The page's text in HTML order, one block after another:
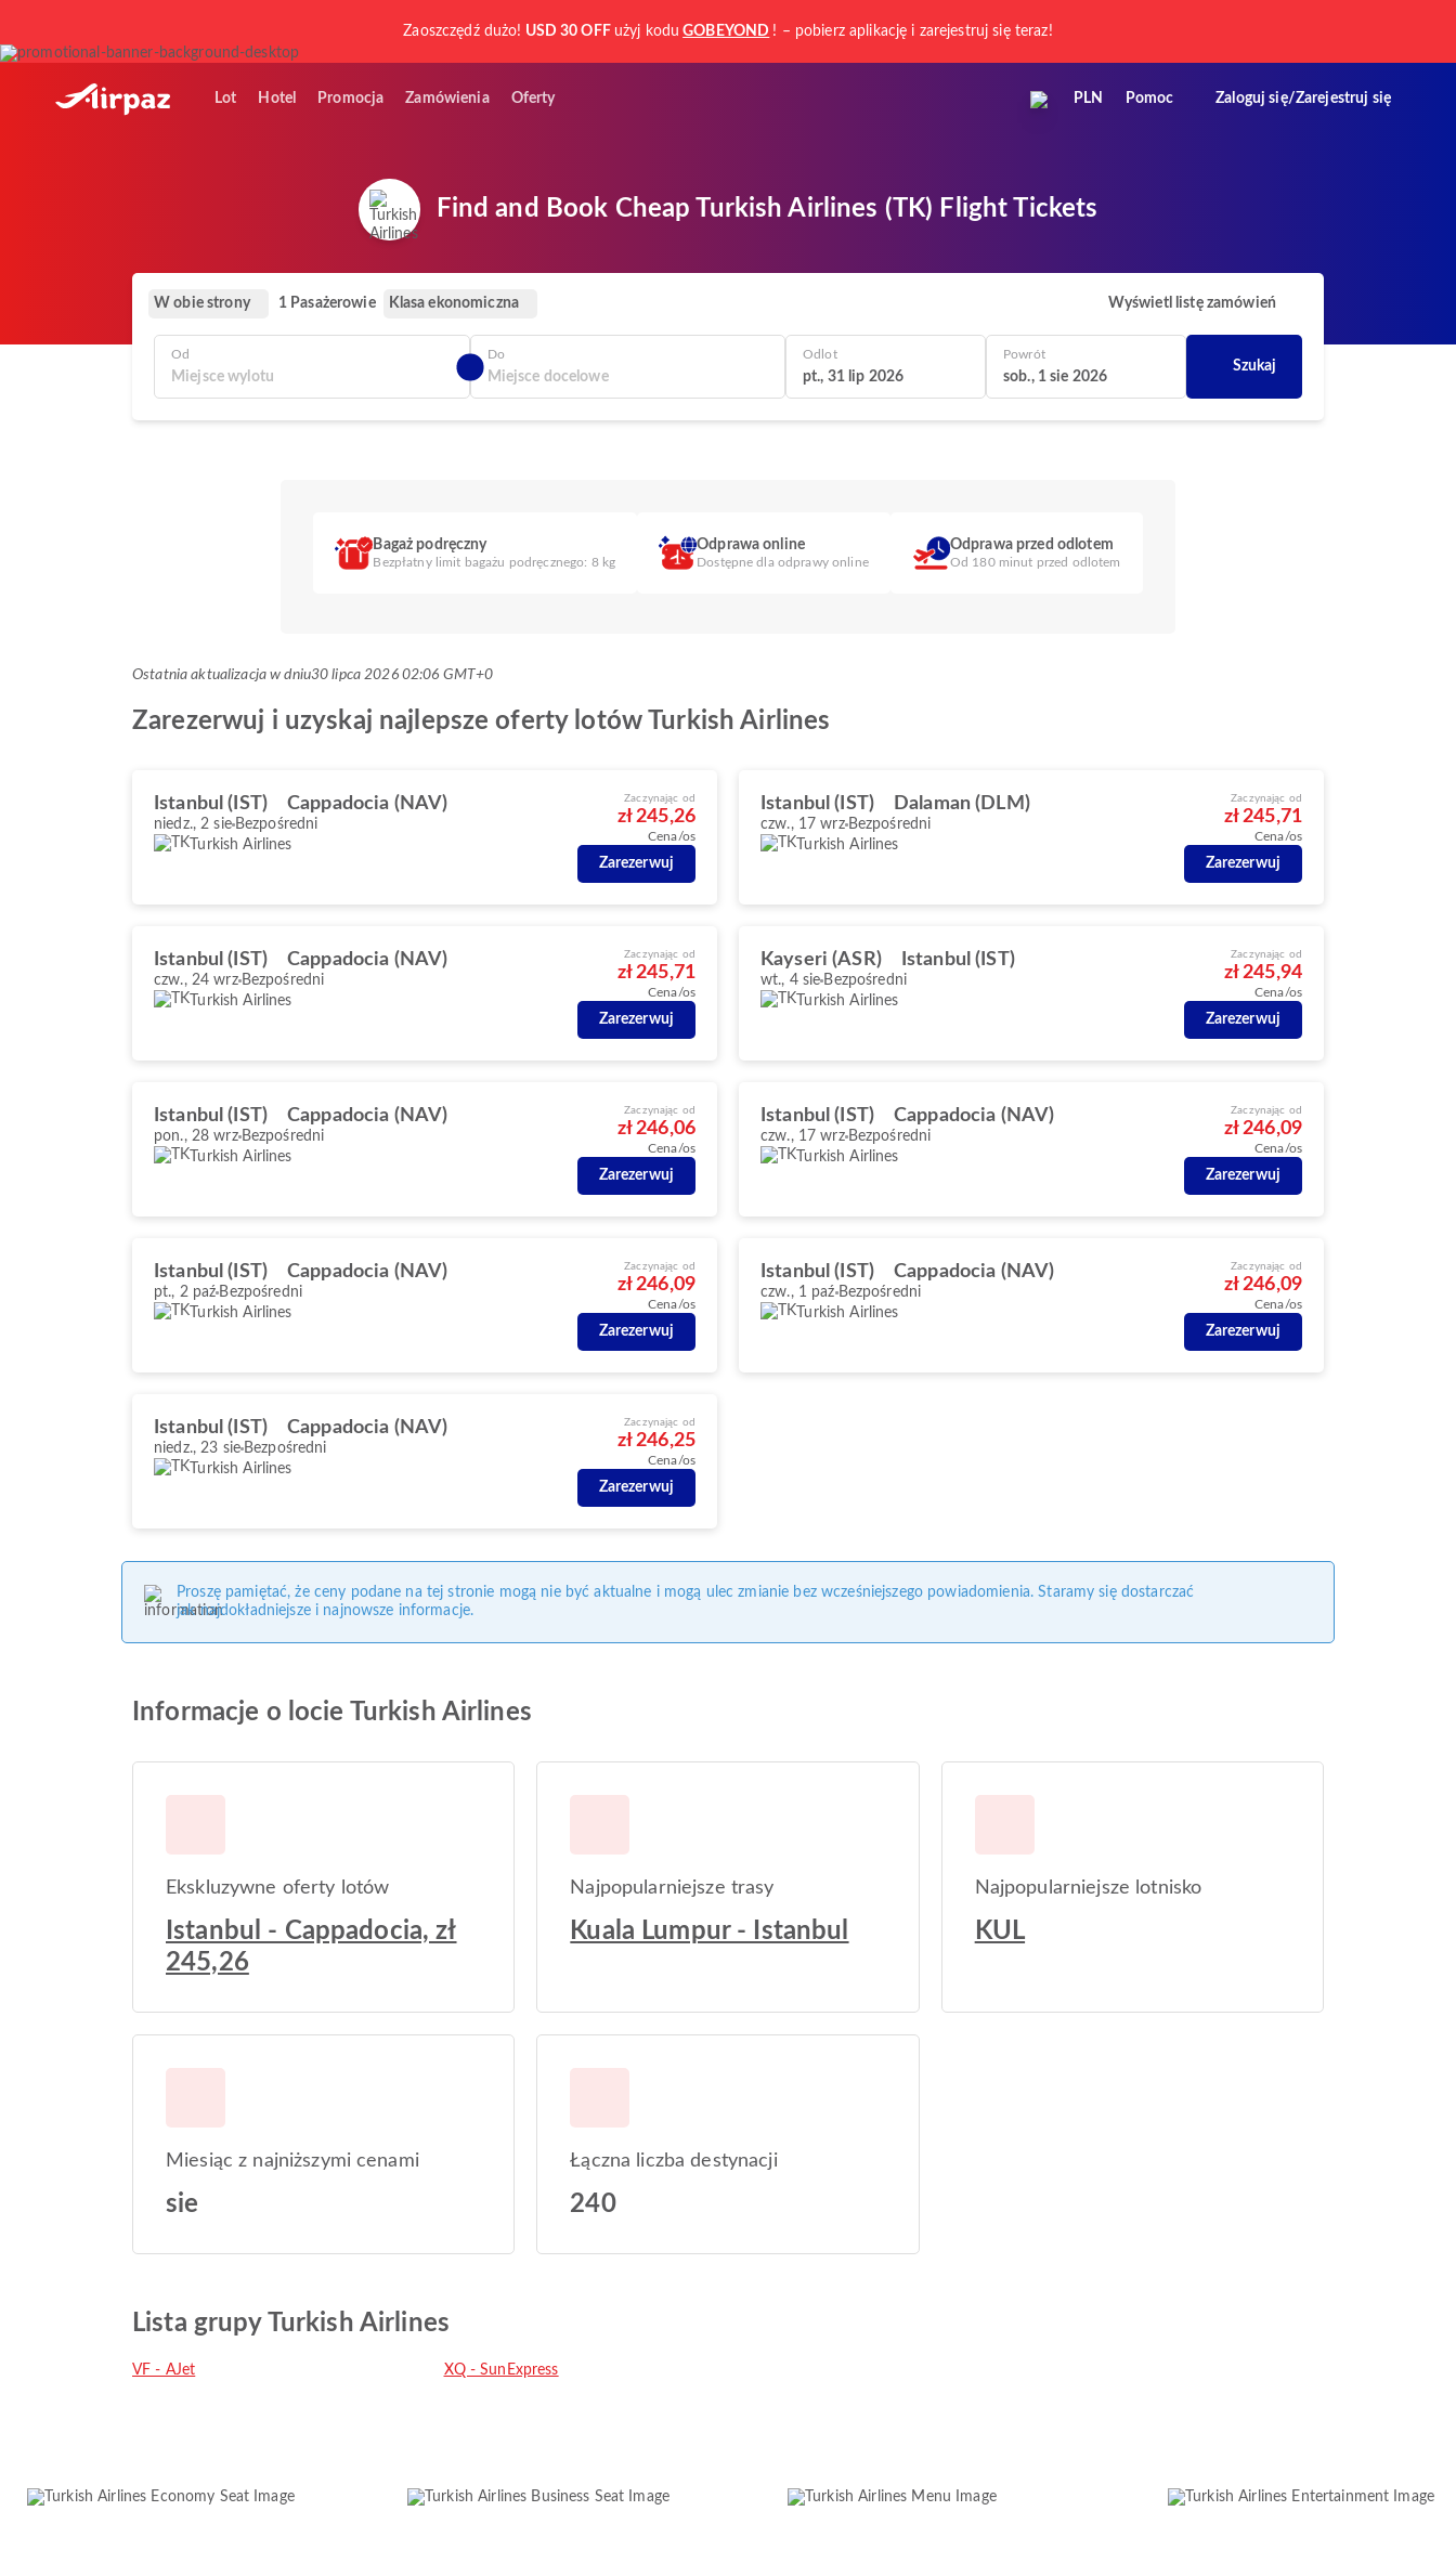
Zaoszczędź dużo! USD 30 OFF użyj kodu GOBEYOND ! – pobierz aplikację i zarejestruj się teraz!
Lot Hotel Promocja Zamówienia Oferty PLN Pomoc Zaloguj się/Zarejestruj się
Find and Book Cheap Turkish Airlines (TK) Flight Tickets
W obie strony 1 Pasażerowie Klasa ekonomiczna Wyświetl listę zamówień
Od Do Odlot
pt., 31 lip 2026
Powrót
sob., 1 sie 2026
Szukaj
Bagaż podręczny
Bezpłatny limit bagażu podręcznego: 8 kg
Odprawa online
Dostępne dla odprawy online
Odprawa przed odlotem
Od 180 minut przed odlotem
Ostatnia aktualizacja w dniu30 lipca 2026 02:06 GMT+0
Zarezerwuj i uzyskaj najlepsze oferty lotów Turkish Airlines
Istanbul (IST) Cappadocia (NAV)
niedz., 2 sie Bezpośredni
Turkish Airlines
Zaczynając od
zł 245,26
Cena/os
Zarezerwuj
Istanbul (IST) Dalaman (DLM)
czw., 17 wrz Bezpośredni
Turkish Airlines
Zaczynając od
zł 245,71
Cena/os
Zarezerwuj
Istanbul (IST) Cappadocia (NAV)
czw., 24 wrz Bezpośredni
Turkish Airlines
Zaczynając od
zł 245,71
Cena/os
Zarezerwuj
Kayseri (ASR) Istanbul (IST)
wt., 4 sie Bezpośredni
Turkish Airlines
Zaczynając od
zł 245,94
Cena/os
Zarezerwuj
Istanbul (IST) Cappadocia (NAV)
pon., 28 wrz Bezpośredni
Turkish Airlines
Zaczynając od
zł 246,06
Cena/os
Zarezerwuj
Istanbul (IST) Cappadocia (NAV)
czw., 17 wrz Bezpośredni
Turkish Airlines
Zaczynając od
zł 246,09
Cena/os
Zarezerwuj
Istanbul (IST) Cappadocia (NAV)
pt., 2 paź Bezpośredni
Turkish Airlines
Zaczynając od
zł 246,09
Cena/os
Zarezerwuj
Istanbul (IST) Cappadocia (NAV)
czw., 1 paź Bezpośredni
Turkish Airlines
Zaczynając od
zł 246,09
Cena/os
Zarezerwuj
Istanbul (IST) Cappadocia (NAV)
niedz., 23 sie Bezpośredni
Turkish Airlines
Zaczynając od
zł 246,25
Cena/os
Zarezerwuj
Proszę pamiętać, że ceny podane na tej stronie mogą nie być aktualne i mogą ulec zmianie bez wcześniejszego powiadomienia. Staramy się dostarczać
jak najdokładniejsze i najnowsze informacje.
Informacje o locie Turkish Airlines
Ekskluzywne oferty lotów
Istanbul - Cappadocia, zł
245,26
Najpopularniejsze trasy
Kuala Lumpur - Istanbul
Najpopularniejsze lotnisko
KUL
Miesiąc z najniższymi cenami
sie
Łączna liczba destynacji
240
Lista grupy Turkish Airlines
VF - AJet XQ - SunExpress